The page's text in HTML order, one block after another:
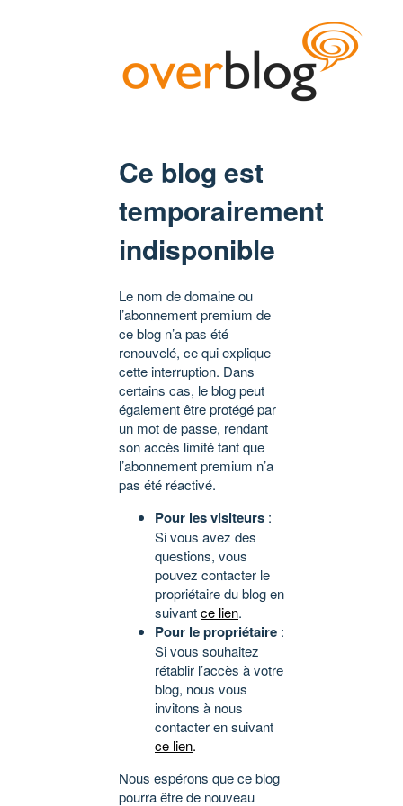
Ce blog est
temporairement
indisponible
Le nom de domaine ou
l’abonnement premium de
ce blog n’a pas été
renouvelé, ce qui explique
cette interruption. Dans
certains cas, le blog peut
également être protégé par
un mot de passe, rendant
son accès limité tant que
l’abonnement premium n’a
pas été réactivé.
Pour les visiteurs :
Si vous avez des
questions, vous
pouvez contacter le
propriétaire du blog en
suivantce lien.
Pour le propriétaire :
Si vous souhaitez
rétablir l’accès à votre
blog, nous vous
invitons à nous
contacter en suivant
ce lien.
Nous espérons que ce blog
pourra être de nouveau